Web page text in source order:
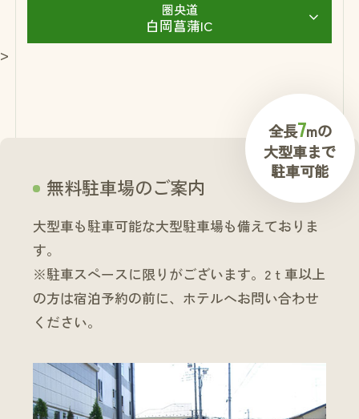
圏央道
白岡菖蒲IC
>
全長7mの
大型車まで
駐車可能
無料駐車場のご案内
大型車も駐車可能な大型駐車場も備えておりま
す。
※駐車スペースに限りがございます。2ｔ車以上
の方は宿泊予約の前に、ホテルへお問い合わせ
ください。